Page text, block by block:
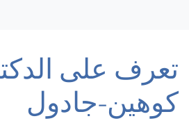
تعرف على
كوهين-جادول